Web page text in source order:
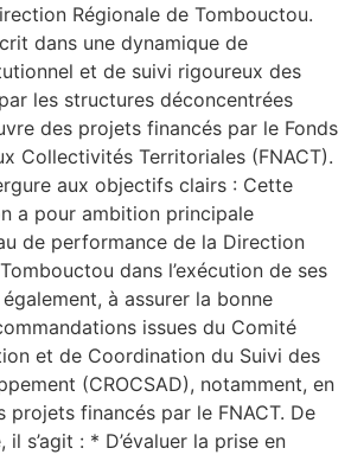
Régionale de Tombouctou.
dans une dynamique de
et de suivi rigoureux des
les structures déconcentrées
des projets financés par le Fonds
Collectivités Territoriales (FNACT).
aux objectifs clairs : Cette
a pour ambition principale
de performance de la Direction
dans l’exécution de ses
à assurer la bonne
issues du Comité
et de Coordination du Suivi des
(CROCSAD), notamment, en
projets financés par le FNACT. De
s’agit : * D’évaluer la prise en